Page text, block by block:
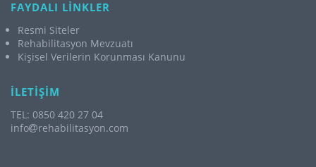
FAYDALI LİNKLER
Resmi Siteler
Rehabilitasyon Mevzuatı
Kişisel Verilerin Korunması Kanunu
İLETİŞİM
TEL: 0850 420 27 04
info
rehabilitasyon.com